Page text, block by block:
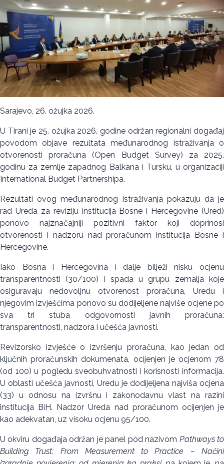
Sarajevo, 26. ožujka 2026.
U Tirani je 25. ožujka 2026. godine održan regionalni događaj
povodom objave rezultata međunarodnog istraživanja o
otvorenosti proračuna (Open Budget Survey) za 2025.
godinu za zemlje zapadnog Balkana i Tursku, u organizaciji
International Budget Partnershipa.
Rezultati ovog međunarodnog istraživanja pokazuju da je
rad Ureda za reviziju institucija Bosne i Hercegovine (Ured)
ponovo najznačajniji pozitivni faktor koji doprinosi
otvorenosti i nadzoru nad proračunom institucija Bosne i
Hercegovine.
Iako Bosna i Hercegovina i dalje bilježi nisku ocjenu
transparentnosti (30/100) i spada u grupu zemalja koje
osiguravaju nedovoljnu otvorenost proračuna, Uredu i
njegovim izvješćima ponovo su dodijeljene najviše ocjene po
sva tri stuba odgovornosti javnih proračuna:
transparentnosti, nadzora i učešća javnosti.
Revizorsko izvješće o izvršenju proračuna, kao jedan od
ključnih proračunskih dokumenata, ocijenjen je ocjenom 78
(od 100) u pogledu sveobuhvatnosti i korisnosti informacija.
U oblasti učešća javnosti, Uredu je dodijeljena najviša ocjena
(33) u odnosu na izvršnu i zakonodavnu vlast na razini
institucija BiH. Nadzor Ureda nad proračunom ocijenjen je
kao adekvatan, uz visoku ocjenu 95/100.
U okviru događaja održan je panel pod nazivom Pathways to
Building Trust: From Measurement to Practice – Načini